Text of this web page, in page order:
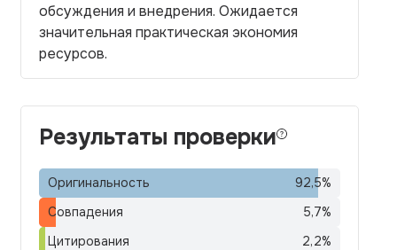
обсуждения и внедрения. Ожидается
значительная практическая экономия
ресурсов.
Результаты проверки
Оригинальность 92,5%
Совпадения
5,7%
Цитирования
2,2%